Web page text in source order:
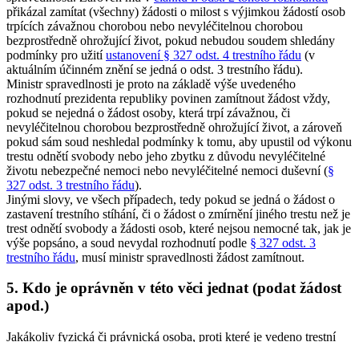
přikázal zamítat (všechny) žádosti o milost s výjimkou žádostí osob
trpících závažnou chorobou nebo nevyléčitelnou chorobou
bezprostředně ohrožující život, pokud nebudou soudem shledány
podmínky pro užitíustanovení § 327 odst. 4 trestního řádu (v
aktuálním účinném znění se jedná o odst. 3 trestního řádu).
Ministr spravedlnosti je proto na základě výše uvedeného
rozhodnutí prezidenta republiky povinen zamítnout žádost vždy,
pokud se nejedná o žádost osoby, která trpí závažnou, či
nevyléčitelnou chorobou bezprostředně ohrožující život, a zároveň
pokud sám soud neshledal podmínky k tomu, aby upustil od výkonu
trestu odnětí svobody nebo jeho zbytku z důvodu nevyléčitelné
životu nebezpečné nemoci nebo nevyléčitelné nemoci duševní (§
327 odst. 3 trestního řádu).
Jinými slovy, ve všech případech, tedy pokud se jedná o žádost o
zastavení trestního stíhání, či o žádost o zmírnění jiného trestu než je
trest odnětí svobody a žádosti osob, které nejsou nemocné tak, jak je
výše popsáno, a soud nevydal rozhodnutí podle § 327 odst. 3
trestního řádu, musí ministr spravedlnosti žádost zamítnout.
5. Kdo je oprávněn v této věci jednat (podat žádost
apod.)
Jakákoliv fyzická či právnická osoba, proti které je vedeno trestní